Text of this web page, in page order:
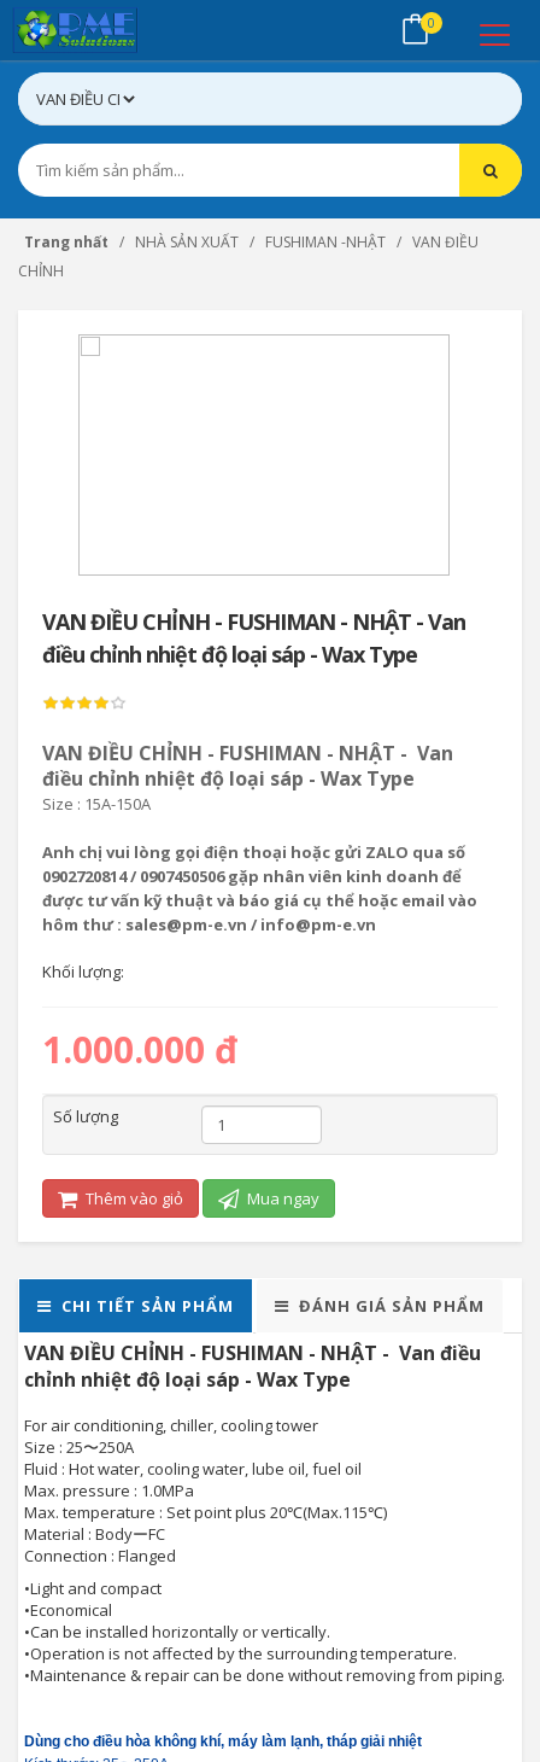
0
Trang nhất NHÀ SẢN XUẤT FUSHIMAN -NHẬT
VAN ĐIỀU
CHỈNH
VAN ĐIỀU CHỈNH - FUSHIMAN - NHẬT - Van
điều chỉnh nhiệt độ loại sáp - Wax Type
VAN ĐIỀU CHỈNH - FUSHIMAN - NHẬT - Van
điều chỉnh nhiệt độ loại sáp - Wax Type
Size : 15A-150A
Anh chị vui lòng gọi điện thoại hoặc gửi ZALO qua số
0902720814 / 0907450506 gặp nhân viên kinh doanh để
được tư vấn kỹ thuật và báo giá cụ thể hoặc email vào
hôm thư : sales@pm-e.vn / info@pm-e.vn
Khối lượng:
1.000.000 đ
Số lượng
Thêm vào giỏ Mua ngay
CHI TIẾT SẢN PHẨM ĐÁNH GIÁ SẢN PHẨM
VAN ĐIỀU CHỈNH - FUSHIMAN - NHẬT - Van điều
chỉnh nhiệt độ loại sáp - Wax Type
For air conditioning, chiller, cooling tower
Size : 25〜250A
Fluid : Hot water, cooling water, lube oil, fuel oil
Max. pressure : 1.0MPa
Max. temperature : Set point plus 20℃(Max.115℃)
Material : BodyーFC
Connection : Flanged
•Light and compact
•Economical
•Can be installed horizontally or vertically.
•Operation is not affected by the surrounding temperature.
•Maintenance & repair can be done without removing from piping.
Dùng cho điều hòa không khí, máy làm lạnh, tháp giải nhiệt